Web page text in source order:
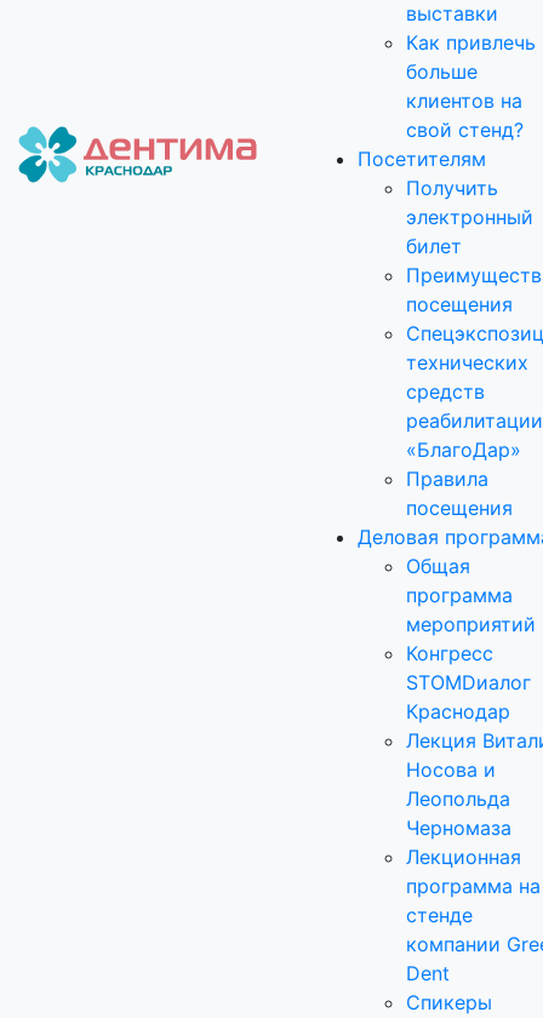
выставки
Как привлечь
больше
клиентов на
свой стенд?
Посетителям
Получить
электронный
билет
посещения
технических
средств
реабилитации
«БлагоДар»
Правила
посещения
Деловая
Общая
программа
мероприятий
Конгресс
STOMDиалог
Краснодар
Лекция
Носова и
Леопольда
Черномаза
Лекционная
программа на
стенде
компании
Dent
Спикеры